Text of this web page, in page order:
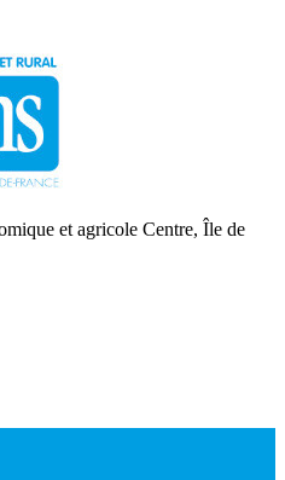
et agricole Centre, Île de